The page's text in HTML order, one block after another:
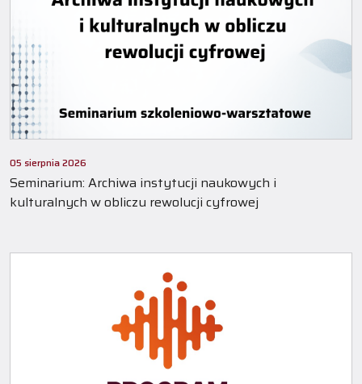
05 sierpnia 2026
Seminarium: Archiwa instytucji naukowych i
kulturalnych w obliczu rewolucji cyfrowej